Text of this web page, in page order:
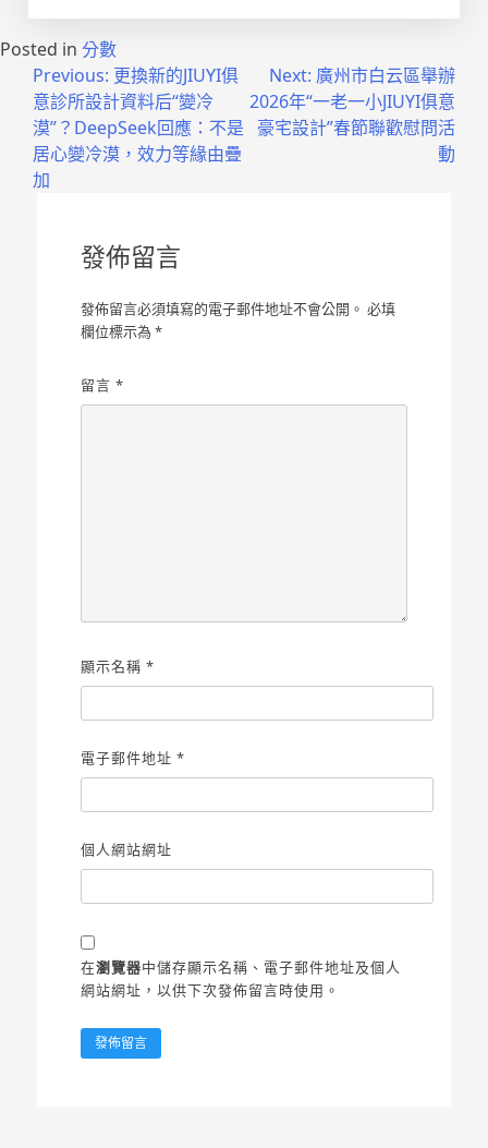
Posted in 分數
Previous: 更換新的JIUYI俱
意診所設計資料后“變冷
漠”？DeepSeek回應：不是
居心變冷漠，效力等緣由疊
加
Next: 廣州市白云區舉辦
2026年“一老一小JIUYI俱意
豪宅設計”春節聯歡慰問活
動
發佈留言
發佈留言必須填寫的電子郵件地址不會公開。 必填
欄位標示為*
留言*
顯示名稱*
電子郵件地址*
個人網站網址
在瀏覽器中儲存顯示名稱、電子郵件地址及個人
網站網址，以供下次發佈留言時使用。